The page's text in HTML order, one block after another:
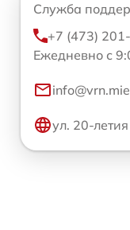
Служба
+7 (473)
Ежедневно с
ул. 20-